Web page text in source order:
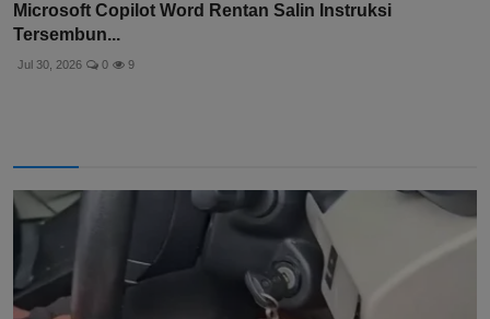
Microsoft Copilot Word Rentan Salin Instruksi
Tersembun...
Jul 30, 2026 0 9